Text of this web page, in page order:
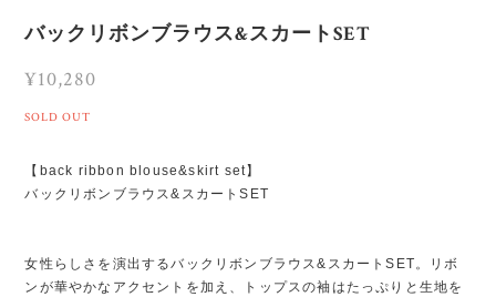
バックリボンブラウス&スカートSET
¥10,280
SOLD OUT
【back ribbon blouse&skirt set】
バックリボンブラウス&スカートSET
女性らしさを演出するバックリボンブラウス&スカートSET。リボ
ンが華やかなアクセントを加え、トップスの袖はたっぷりと生地を